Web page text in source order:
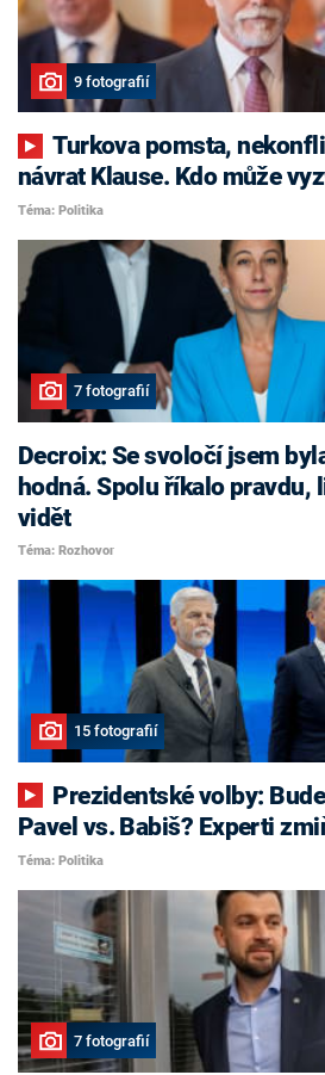
9 fotografií
Turkova pomsta, nekonfliktní Havlíček i
návrat Klause. Kdo může
Téma: Politika
7 fotografií
Decroix: Se svoločí jsem
hodná. Spolu říkalo pravdu,
vidět
Téma: Rozhovor
15 fotografií
Pavel vs. Babiš? Experti
Téma: Politika
7 fotografií